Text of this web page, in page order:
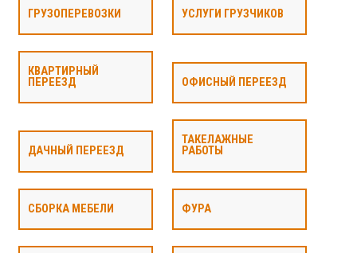
ГРУЗОПЕРЕВОЗКИ УСЛУГИ ГРУЗЧИКОВ
КВАРТИРНЫЙ
ПЕРЕЕЗД
ОФИСНЫЙ ПЕРЕЕЗД
ДАЧНЫЙ ПЕРЕЕЗД
ТАКЕЛАЖНЫЕ
РАБОТЫ
СБОРКА МЕБЕЛИ ФУРА